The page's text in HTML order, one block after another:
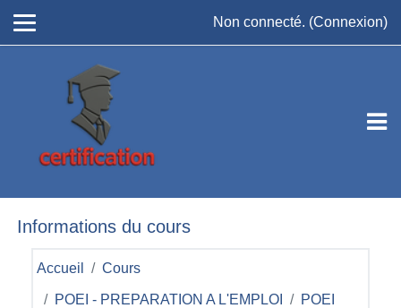
Non connecté. (Connexion)
Informations du cours
Accueil Cours
POEI - PREPARATION A L'EMPLOI POEI